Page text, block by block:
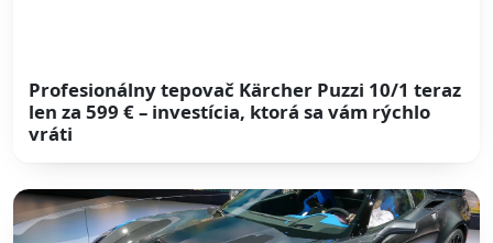
Profesionálny tepovač Kärcher Puzzi 10/1 teraz
len za 599 € – investícia, ktorá sa vám rýchlo
vráti